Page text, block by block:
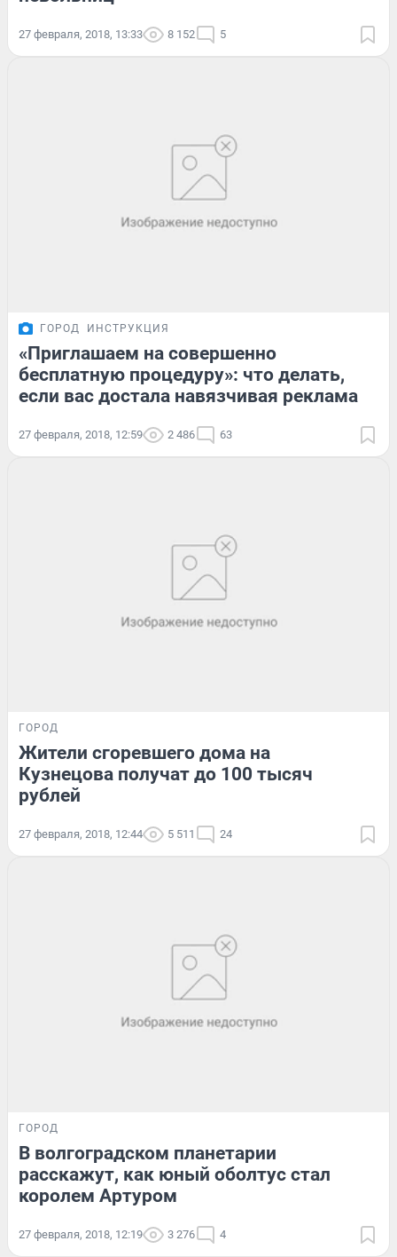
27 февраля, 2018, 13:33 8 152 5
ГОРОД ИНСТРУКЦИЯ
«Приглашаем на совершенно
бесплатную процедуру»: что делать,
если вас достала навязчивая реклама
27 февраля, 2018, 12:59 2 486 63
ГОРОД
Жители сгоревшего дома на
Кузнецова получат до 100 тысяч
рублей
27 февраля, 2018, 12:44 5 511 24
ГОРОД
В волгоградском планетарии
расскажут, как юный оболтус стал
королем Артуром
27 февраля, 2018, 12:19 3 276 4